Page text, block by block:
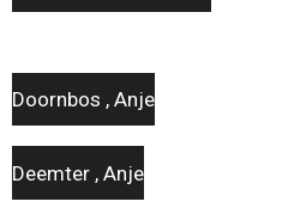
Doornbos , Anje
Deemter , Anje